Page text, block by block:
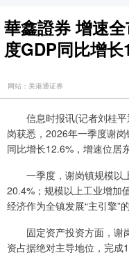
華鑫證券 增速
度GDP同比增长
网站：美港通证券
信息时报讯(记者刘桂平
岗获悉，2026年一季度谢
同比增长12.6%，增速位居
一季度，谢岗镇规模以
20.4%；规模以上工业增加
经济作为全镇发展“主引擎”
固定资产投资方面，谢
资占据绝对主导地位，完